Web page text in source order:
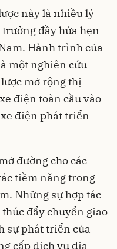
này là nhiều lý
đầy hứa hẹn
Hành trình của
một nghiên cứu
mở rộng thị
điện toàn cầu vào
điện phát triển
đường cho các
tiềm năng trong
Những sự hợp tác
đẩy chuyển giao
sự phát triển của
cấp dịch vụ địa